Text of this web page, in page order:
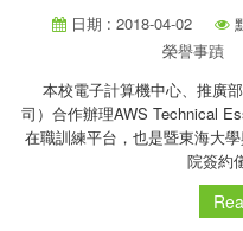
日期 : 2018-04-02
榮譽事蹟
本校電子計算機中心、推廣
司）合作辦理AWS Technical
在職訓練平台，也是暨東海大
院簽約